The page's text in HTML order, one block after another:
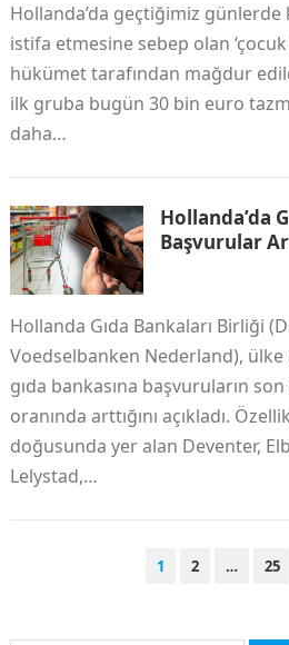
Hollanda’da geçtiğimiz
istifa etmesine sebep olan ‘çocuk
hükümet tarafından mağdur
ilk gruba bugün 30 bin euro
daha…
Hollanda’da
Başvurular
Hollanda Gıda Bankaları Birliği
Voedselbanken Nederland),
gıda bankasına başvuruların
oranında arttığını açıkladı.
doğusunda yer alan Deventer,
Lelystad,…
1 2 … 25